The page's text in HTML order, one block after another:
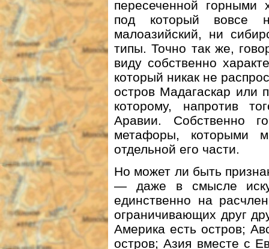
пересеченной горными
под который вовсе
малоазийский, ни
типы. Точно так же,
виду собственно
который никак не
остров Мадагаскар или
которому, напротив
Аравии. Собственно
метафоры, которыми
отдельной его части.
Но может ли быть
— даже в смысле
единственно на
ограничивающих друг
Америка есть остров;
остров; Азия вместе с